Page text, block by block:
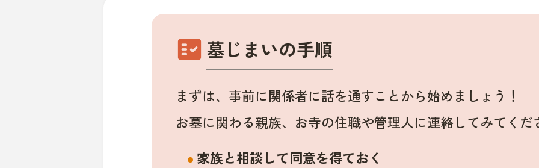
fact_check 墓じまいの手順
まずは、事前に関係者に話を通すことから始めましょう！
お墓に関わる親族、お寺の住職や管理人に連絡してみてくだ
家族と相談して同意を得ておく